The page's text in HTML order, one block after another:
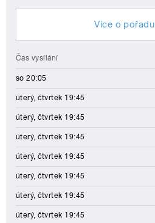
Více o pořadu
Čas vysílání
so 20:05
úterý, čtvrtek 19:45
úterý, čtvrtek 19:45
úterý, čtvrtek 19:45
úterý, čtvrtek 19:45
úterý, čtvrtek 19:45
úterý, čtvrtek 19:45
úterý, čtvrtek 19:45